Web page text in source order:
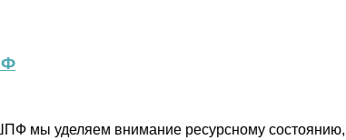
мы уделяем внимание ресурсному состоянию,